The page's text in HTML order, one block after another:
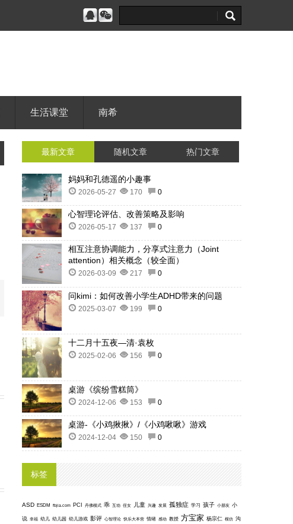
生活课堂 南希
最新文章 随机文章 热门文章
妈妈和孔德遥的小趣事
2026-05-27 170 0
心智理论评估、改善策略及影响
2026-05-17 137 0
相互注意协调能力，分享式注意力（Joint
attention）相关概念（较全面）
2026-03-09 217 0
问kimi：如何改善小学生ADHD带来的问题
2025-03-07 199 0
十二月十五夜—清·袁枚
2025-02-06 156 0
桌游《缤纷雪糕筒》
2024-12-06 153 0
桌游-《小鸡揪揪》/《小鸡啾啾》游戏
2024-12-04 150 0
标签
ASD ESDM fbjia.com PCI 丹佛模式 乖 互动 侄女 儿童 兴趣 发展 孤独症 学习 孩子 小朋友 小
说 幸福 幼儿 幼儿园 幼儿游戏 影评 心智理论 快乐大本营 情绪 感动 教授 方宝家 杨宗仁 模仿 沟